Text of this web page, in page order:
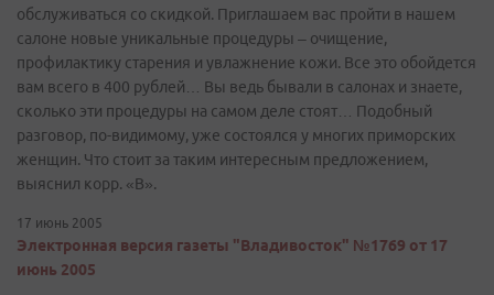
обслуживаться со скидкой. Приглашаем вас пройти в нашем
салоне новые уникальные процедуры – очищение,
профилактику старения и увлажнение кожи. Все это обойдется
вам всего в 400 рублей… Вы ведь бывали в салонах и знаете,
сколько эти процедуры на самом деле стоят… Подобный
разговор, по-видимому, уже состоялся у многих приморских
женщин. Что стоит за таким интересным предложением,
выяснил корр. «В».
17 июнь 2005
Электронная версия газеты "Владивосток" №1769 от 17
июнь 2005